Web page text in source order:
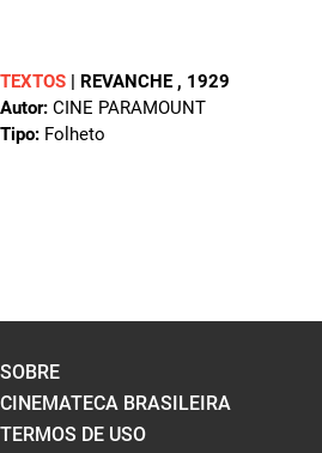
TEXTOS | REVANCHE , 1929
Autor: CINE PARAMOUNT
Tipo: Folheto
SOBRE
CINEMATECA BRASILEIRA
TERMOS DE USO